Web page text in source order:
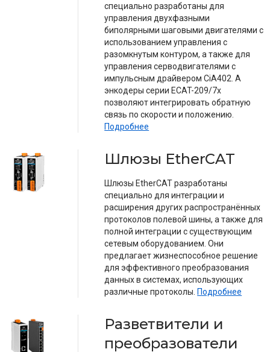
специально разработаны для
управления двухфазными
биполярными шаговыми двигателями с
использованием управления с
разомкнутым контуром, а также для
управления серводвигателями с
импульсным драйвером CiA402. А
энкодеры серии ECAT-209/7x
позволяют интегрировать обратную
связь по скорости и положению.
Подробнее
Шлюзы EtherCAT
Шлюзы EtherCAT разработаны
специально для интеграции и
расширения других распространённых
протоколов полевой шины, а также для
полной интеграции с существующим
сетевым оборудованием. Они
предлагает жизнеспособное решение
для эффективного преобразования
данных в системах, использующих
различные протоколы. Подробнее
Разветвители и
преобразователи